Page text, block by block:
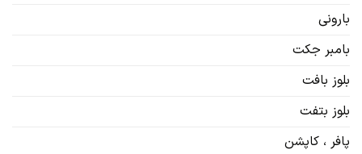
بارونی
بامبر جکت
بلوز بافت
بلوز بتفت
پافر ، کاپشن